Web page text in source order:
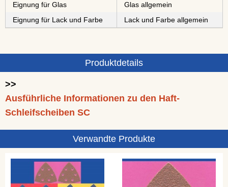
Eignung für Glas
Glas allgemein
Eignung für Lack und Farbe
Lack und Farbe allgemein
Produktdetails
>>
Ausführliche Informationen zu den Haft-
Schleifscheiben SC
Verwandte Produkte